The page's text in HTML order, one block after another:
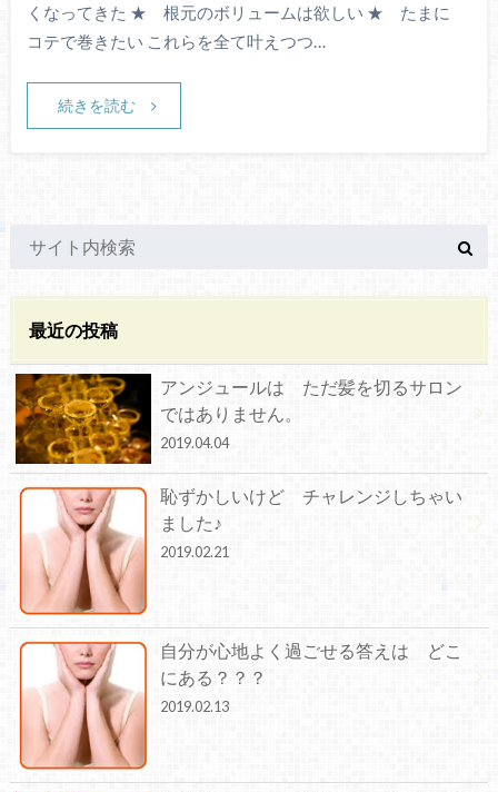
くなってきた ★ 根元のボリュームは欲しい ★ たまに
コテで巻きたい これらを全て叶えつつ…
続きを読む
最近の投稿
アンジュールは ただ髪を切るサロン
ではありません。
2019.04.04
恥ずかしいけど チャレンジしちゃい
ました♪
2019.02.21
自分が心地よく過ごせる答えは どこ
にある？？？
2019.02.13